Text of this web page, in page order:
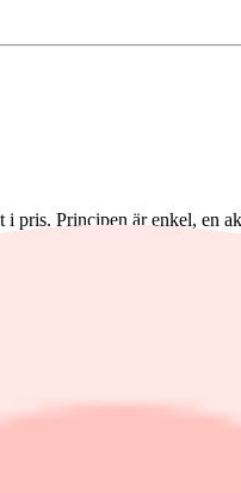
Principen är enkel, en
en systematisk ansats
en årlig
World Momentumindex
26 åren. Om historien
en faktor